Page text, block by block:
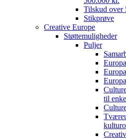
Tilskud over
Stikprøve
Creative Europe
Støttemuligheder
Puljer
til